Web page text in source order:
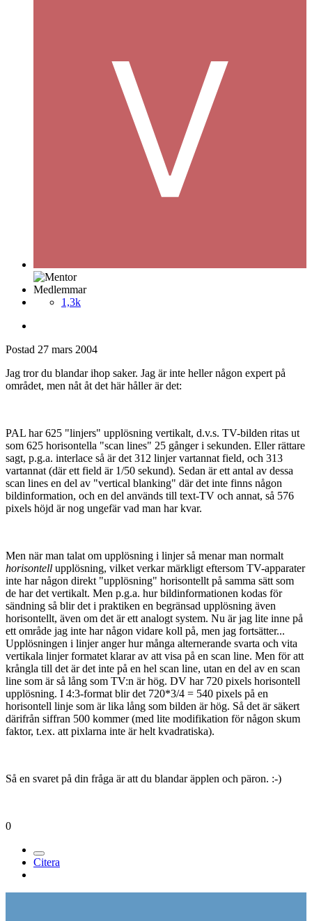
Medlemmar
1,3k
Postad 27 mars 2004
Jag tror du blandar ihop saker. Jag är inte heller någon expert på
området, men nåt åt det här håller är det:
PAL har 625 "linjers" upplösning vertikalt, d.v.s. TV-bilden ritas ut
som 625 horisontella "scan lines" 25 gånger i sekunden. Eller rättare
sagt, p.g.a. interlace så är det 312 linjer vartannat field, och 313
vartannat (där ett field är 1/50 sekund). Sedan är ett antal av dessa
scan lines en del av "vertical blanking" där det inte finns någon
bildinformation, och en del används till text-TV och annat, så 576
pixels höjd är nog ungefär vad man har kvar.
Men när man talat om upplösning i linjer så menar man normalt
horisontell upplösning, vilket verkar märkligt eftersom TV-apparater
inte har någon direkt "upplösning" horisontellt på samma sätt som
de har det vertikalt. Men p.g.a. hur bildinformationen kodas för
sändning så blir det i praktiken en begränsad upplösning även
horisontellt, även om det är ett analogt system. Nu är jag lite inne på
ett område jag inte har någon vidare koll på, men jag fortsätter...
Upplösningen i linjer anger hur många alternerande svarta och vita
vertikala linjer formatet klarar av att visa på en scan line. Men för att
krångla till det är det inte på en hel scan line, utan en del av en scan
line som är så lång som TV:n är hög. DV har 720 pixels horisontell
upplösning. I 4:3-format blir det 720*3/4 = 540 pixels på en
horisontell linje som är lika lång som bilden är hög. Så det är säkert
därifrån siffran 500 kommer (med lite modifikation för någon skum
faktor, t.ex. att pixlarna inte är helt kvadratiska).
Så en svaret på din fråga är att du blandar äpplen och päron. :-)
0
Citera